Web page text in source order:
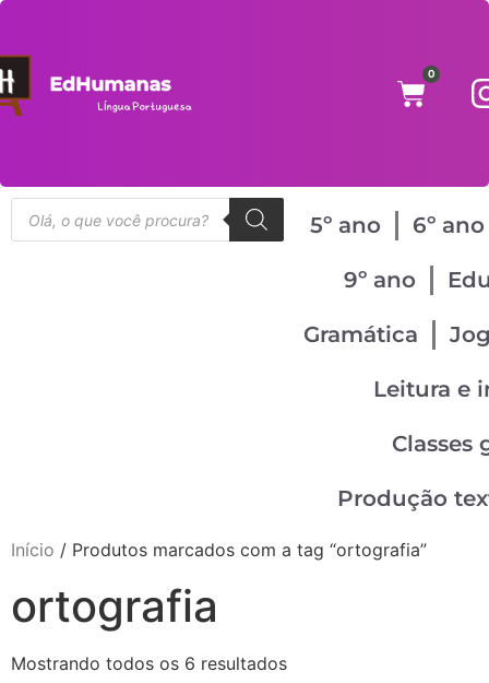
0
5º ano 6º ano
9º ano
Gramática
Leitura e
Classes
Produção
Início / Produtos marcados com a tag “ortografia”
ortografia
Mostrando todos os 6 resultados